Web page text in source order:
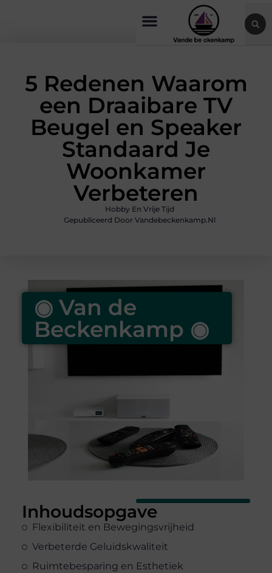
5 Redenen Waarom
een Draaibare TV
Beugel en Speaker
Standaard Je
Woonkamer
Verbeteren
Hobby En Vrije Tijd
Gepubliceerd Door Vandebeckenkamp.nl
Inhoudsopgave
Flexibiliteit en Bewegingsvrijheid
Verbeterde Geluidskwaliteit
Ruimtebesparing en Esthetiek
◉ Van de
Beckenkamp ◉